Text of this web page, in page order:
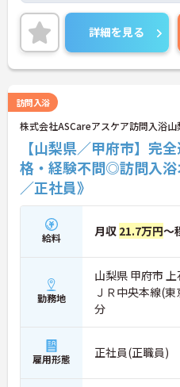
介護士のほか管理栄養士や音楽
まな専門知識を持ったスタッフが
ョンの垣根を超えて連携もしっ
やすい環境です。現場のICT化も
使ってケア記録ができるシステ
業務の負担、効率化にも力を入
分残業も少なくなり、また、ご利
大切にしていただけます。ご興
軽にお問い合わせください。
詳細を見る
訪問入浴
株式会社ASCareアスケア訪問入浴山
【山梨県／甲府市】完
格・経験不問◎訪問入浴
／正社員》
給料 月収 21.7万円～
勤務地
山梨県 甲府市
ＪＲ中央本線(
分
雇用形態 正社員(正職員)